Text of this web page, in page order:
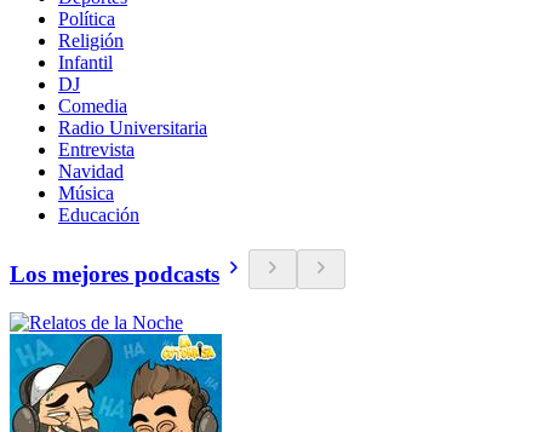
Política
Religión
Infantil
DJ
Comedia
Radio Universitaria
Entrevista
Navidad
Música
Educación
Los mejores podcasts